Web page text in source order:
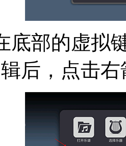
底部的虚拟
后，点击